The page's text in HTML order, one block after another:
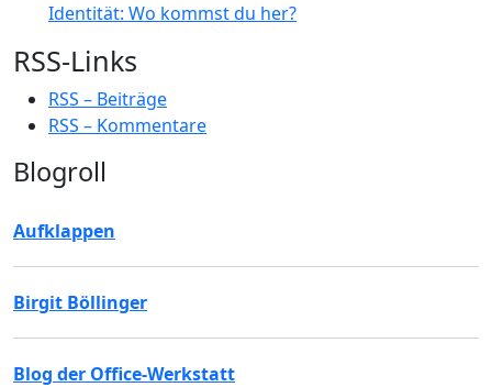
Identität: Wo kommst du her?
RSS-Links
RSS – Beiträge
RSS – Kommentare
Blogroll
Aufklappen
Birgit Böllinger
Blog der Office-Werkstatt